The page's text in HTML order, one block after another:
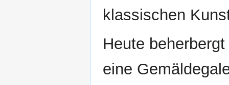
klassischen
Heute
eine